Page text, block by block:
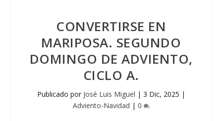
CONVERTIRSE EN
MARIPOSA. SEGUNDO
DOMINGO DE ADVIENTO,
CICLO A.
Publicado por José Luis Miguel | 3 Dic, 2025 |
Adviento-Navidad | 0